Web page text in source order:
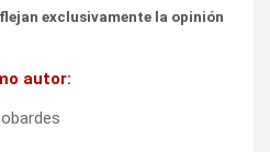
exclusivamente la opinión
autor: